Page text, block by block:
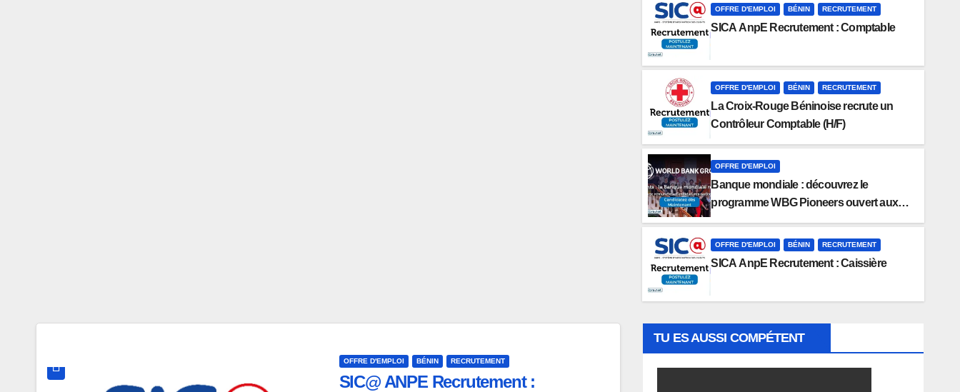
OFFRE D'EMPLOI BÉNIN RECRUTEMENT
SICA AnpE Recrutement : Comptable
OFFRE D'EMPLOI BÉNIN RECRUTEMENT
La Croix-Rouge Béninoise recrute un
Contrôleur Comptable (H/F)
OFFRE D'EMPLOI
Banque mondiale : découvrez le
programme WBG Pioneers ouvert aux
étudiants
OFFRE D'EMPLOI BÉNIN RECRUTEMENT
SICA AnpE Recrutement : Caissière
OFFRE D'EMPLOI BÉNIN RECRUTEMENT
SIC@ ANPE Recrutement :
TU ES AUSSI COMPÉTENT